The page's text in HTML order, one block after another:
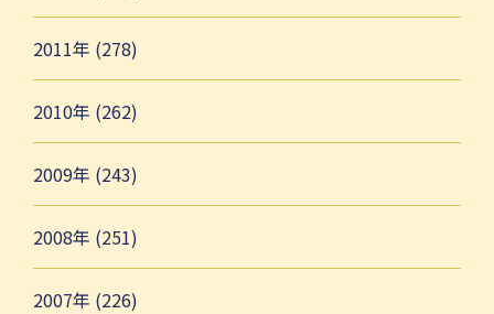
2011年 (278)
2010年 (262)
2009年 (243)
2008年 (251)
2007年 (226)